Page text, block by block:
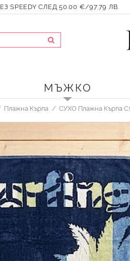
SPEEDY СЛЕД 50.00 €/97.79 ЛВ.
МЪЖКО
Плажна Кърпа СУХО Плажна Кърпа